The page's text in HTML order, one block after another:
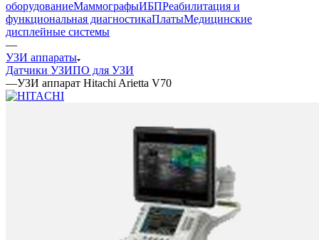
оборудованиеМаммографыИБПРеабилитация и
функциональная диагностикаПлатыМедицинские
дисплейные системы
—
УЗИ аппараты
Датчики УЗИПО для УЗИ
—УЗИ аппарат Hitachi Arietta V70